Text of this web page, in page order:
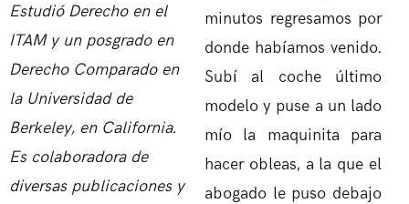
Estudió Derecho en el
ITAM y un posgrado en
Derecho Comparado en
la Universidad de
Berkeley, en California.
Es colaboradora de
diversas publicaciones y
minutos regresamos por
donde habíamos venido.
Subí al coche último
modelo y puse a un lado
mío la maquinita para
hacer obleas, a la que el
abogado le puso debajo